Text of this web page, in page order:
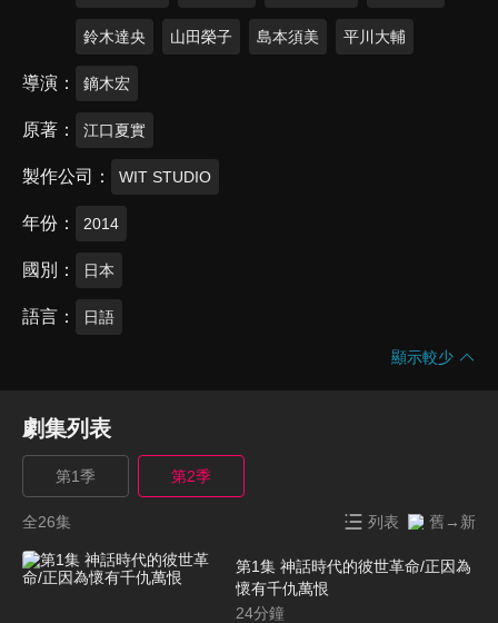
鈴木達央 山田榮子 島本須美 平川大輔
導演 鏑木宏
原著 江口夏實
製作公司 WIT STUDIO
年份 2014
國別 日本
語言 日語
顯示較少
劇集列表
第1季 第2季
全26集 列表 舊→新
第1集 神話時代的彼世革命/正因為
懷有千仇萬恨
24分鐘